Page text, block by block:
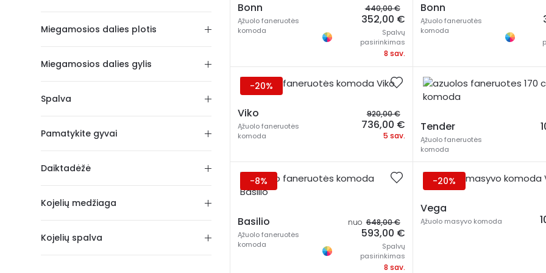
Miegamosios dalies plotis
Miegamosios dalies gylis
Spalva
Pamatykite gyvai
Daiktadėžė
Kojelių medžiaga
Kojelių spalva
Bonn
Ąžuolo faneruotės
komoda
440,00€
Original
price
was:
440,00 €.
352,00 €Current
price
is:
352,00 €.
Spalvų
pasirinkimas
8 sav.
Bonn
Ąžuolo faneruotės
komoda
-20%
Viko
Ąžuolo faneruotės
komoda
920,00€
price
was:
920,00 €.
736,00 €Current
price
5 sav.
Tender
Ąžuolo faneruotės
komoda
-8%
Basilio
Ąžuolo faneruotės
komoda
nuo 648,00€
593,00 €
Spalvų
pasirinkimas
8 sav.
-20%
Vega
Ąžuolo masyvo komoda